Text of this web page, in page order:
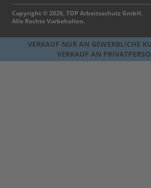
Copyright © 2026, TOP Arbeitsschutz GmbH.
Alle Rechte Vorbehalten.
VERKAUF NUR AN GEWERBLICHE
VERKAUF AN